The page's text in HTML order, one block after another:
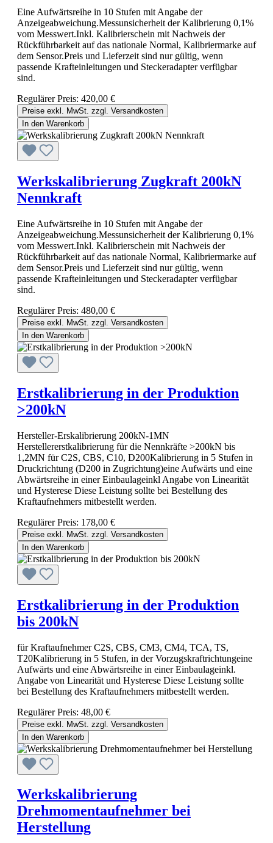
Eine Aufwärtsreihe in 10 Stufen mit Angabe der
Anzeigeabweichung.Messunsicherheit der Kalibrierung 0,1%
vom Messwert.Inkl. Kalibrierschein mit Nachweis der
Rückführbarkeit auf das nationale Normal, Kalibriermarke auf
dem Sensor.Preis und Lieferzeit sind nur gültig, wenn
passende Krafteinleitungen und Steckeradapter verfügbar
sind.
Regulärer Preis: 420,00 €
Preise exkl. MwSt. zzgl. Versandkosten
In den Warenkorb
Werkskalibrierung Zugkraft 200kN
Nennkraft
Eine Aufwärtsreihe in 10 Stufen mit Angabe der
Anzeigeabweichung.Messunsicherheit der Kalibrierung 0,1%
vom Messwert.Inkl. Kalibrierschein mit Nachweis der
Rückführbarkeit auf das nationale Normal, Kalibriermarke auf
dem Sensor.Preis und Lieferzeit sind nur gültig, wenn
passende Krafteinleitungen und Steckeradapter verfügbar
sind.
Regulärer Preis: 480,00 €
Preise exkl. MwSt. zzgl. Versandkosten
In den Warenkorb
Erstkalibrierung in der Produktion
>200kN
Hersteller-Erskalibrierung 200kN-1MN
Herstellererstkalibrierung für die Nennkräfte >200kN bis
1,2MN für C2S, CBS, C10, D200Kalibrierung in 5 Stufen in
Druckrichtung (D200 in Zugrichtung)eine Aufwärts und eine
Abwärtsreihe in einer Einbaulageinkl Angabe von Linearität
und Hysterese Diese Leistung sollte bei Bestellung des
Kraftaufnehmers mitbestellt werden.
Regulärer Preis: 178,00 €
Preise exkl. MwSt. zzgl. Versandkosten
In den Warenkorb
Erstkalibrierung in der Produktion
bis 200kN
für Kraftaufnehmer C2S, CBS, CM3, CM4, TCA, TS,
T20Kalibrierung in 5 Stufen, in der Vorzugskraftrichtungeine
Aufwärts und eine Abwärtsreihe in einer Einbaulageinkl.
Angabe von Linearität und Hysterese Diese Leistung sollte
bei Bestellung des Kraftaufnehmers mitbestellt werden.
Regulärer Preis: 48,00 €
Preise exkl. MwSt. zzgl. Versandkosten
In den Warenkorb
Werkskalibrierung
Drehmomentaufnehmer bei
Herstellung